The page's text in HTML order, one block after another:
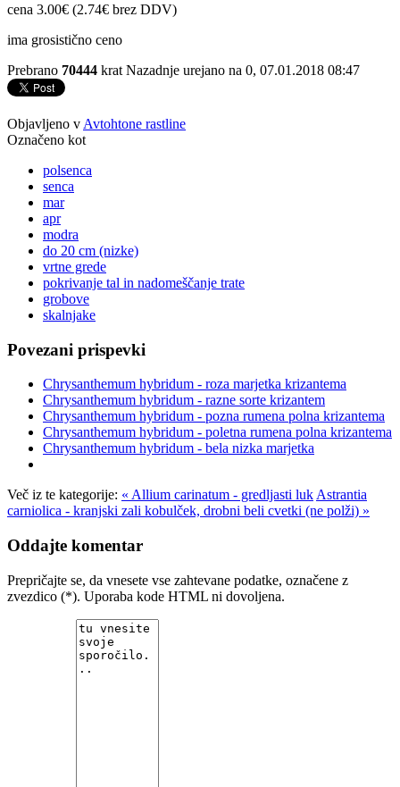
cena 3.00€ (2.74€ brez DDV)
ima grosistično ceno
Prebrano 70444 krat Nazadnje urejano na 0, 07.01.2018 08:47
Objavljeno v Avtohtone rastline
Označeno kot
polsenca
senca
mar
apr
modra
do 20 cm (nizke)
vrtne grede
pokrivanje tal in nadomeščanje trate
grobove
skalnjake
Povezani prispevki
Chrysanthemum hybridum - roza marjetka krizantema
Chrysanthemum hybridum - razne sorte krizantem
Chrysanthemum hybridum - pozna rumena polna krizantema
Chrysanthemum hybridum - poletna rumena polna krizantema
Chrysanthemum hybridum - bela nizka marjetka
Več iz te kategorije: « Allium carinatum - gredljasti luk Astrantia
carniolica - kranjski zali kobulček, drobni beli cvetki (ne polži) »
Oddajte komentar
Prepričajte se, da vnesete vse zahtevane podatke, označene z
zvezdico (*). Uporaba kode HTML ni dovoljena.